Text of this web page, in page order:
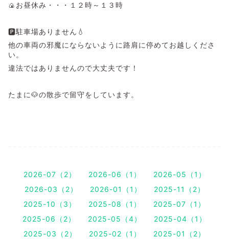
🍙お昼休み・・・１２時～１３時
🅿駐車場ありません💧
他の車両の邪魔にならないように路肩に停めてお越しくださ
い。
違法ではありませんので大丈夫です！
たまに🐶の散歩で留守をしています。
2026-07（2） 2026-06（1）
2026-05（1）
2026-03（2）
2026-01（1）
2025-11（2）
2025-10（3）
2025-08（1）
2025-07（1）
2025-06（2）
2025-05（4）
2025-04（1）
2025-03（2）
2025-02（1）
2025-01（2）